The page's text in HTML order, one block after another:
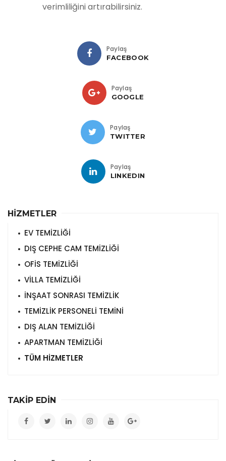
verimliliğini artırabilirsiniz.
Paylaş
FACEBOOK
Paylaş
GOOGLE
Paylaş
TWITTER
Paylaş
LINKEDIN
HİZMETLER
EV TEMİZLİĞİ
DIŞ CEPHE CAM TEMİZLİĞİ
OFİS TEMİZLİĞİ
VİLLA TEMİZLİĞİ
İNŞAAT SONRASI TEMİZLİK
TEMİZLİK PERSONELİ TEMİNİ
DIŞ ALAN TEMİZLİĞİ
APARTMAN TEMİZLİĞİ
TÜM HİZMETLER
TAKİP EDİN